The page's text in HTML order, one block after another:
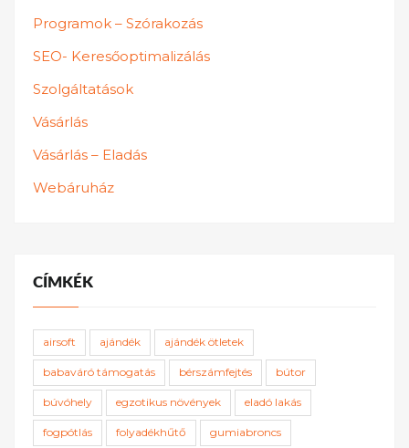
Programok – Szórakozás
SEO- Keresőoptimalizálás
Szolgáltatások
Vásárlás
Vásárlás – Eladás
Webáruház
CÍMKÉK
airsoft ajándék ajándék ötletek
babaváró támogatás bérszámfejtés bútor
búvóhely egzotikus növények eladó lakás
fogpótlás folyadékhűtő gumiabroncs